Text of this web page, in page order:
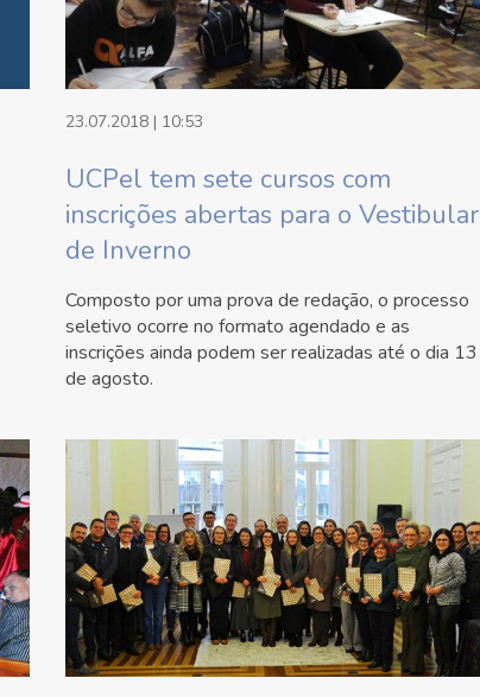
23.07.2018 | 10:53
UCPel tem sete cursos com
inscrições abertas para o Vestibular
de Inverno
Composto por uma prova de redação, o processo
seletivo ocorre no formato agendado e as
inscrições ainda podem ser realizadas até o dia 13
de agosto.